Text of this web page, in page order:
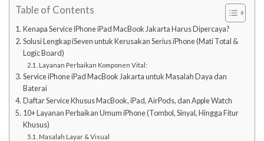
Table of Contents
Kenapa Service iPhone iPad MacBook Jakarta Harus Dipercaya?
Solusi Lengkap iSeven untuk Kerusakan Serius iPhone (Mati Total &
Logic Board)
Layanan Perbaikan Komponen Vital:
Service iPhone iPad MacBook Jakarta untuk Masalah Daya dan
Baterai
Daftar Service Khusus MacBook, iPad, AirPods, dan Apple Watch
10+ Layanan Perbaikan Umum iPhone (Tombol, Sinyal, Hingga Fitur
Khusus)
Masalah Layar & Visual